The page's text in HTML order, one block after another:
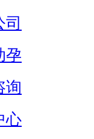
司
孕
询
心